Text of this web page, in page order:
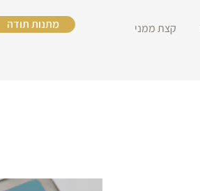
מתנות תודה
קצת ממני